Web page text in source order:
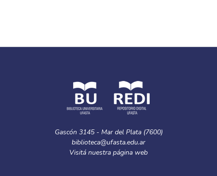
Gascón 3145 - Mar del Plata (7600)
biblioteca@ufasta.edu.ar
Visitá nuestra página web